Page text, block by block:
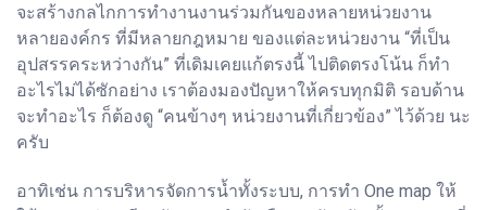
จะสร้างกลไกการทำงานงานร่วมกันของหลายหน่วยงาน
หลายองค์กร ที่มีหลายกฎหมาย ของแต่ละหน่วยงาน “ที่เป็น
อุปสรรคระหว่างกัน” ที่เดิมเคยแก้ตรงนี้ ไปติดตรงโน้น ก็ทำ
อะไรไม่ได้ซักอย่าง เราต้องมองปัญหาให้ครบทุกมิติ รอบด้าน
จะทำอะไร ก็ต้องดู “คนข้างๆ หน่วยงานที่เกี่ยวข้อง” ไว้ด้วย นะ
ครับ
อาทิเช่น การบริหารจัดการน้ำทั้งระบบ, การทำ One map ให้